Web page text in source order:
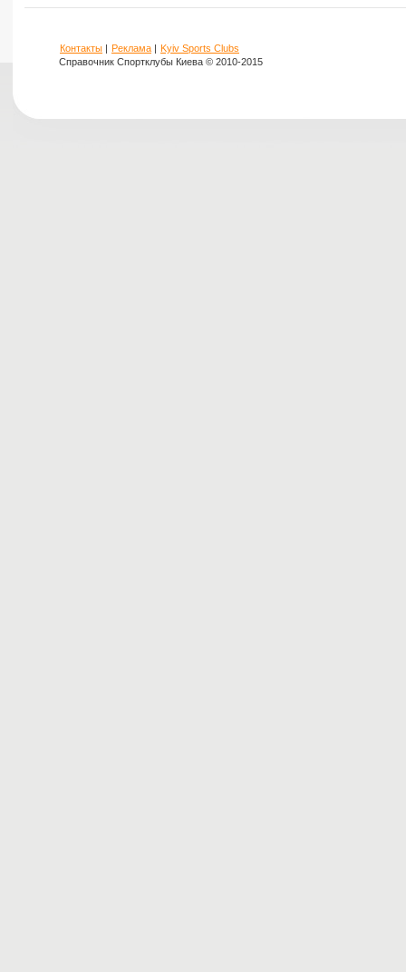
Контакты | Реклама | Kyiv Sports Clubs
Справочник Спортклубы Киева © 2010-2015